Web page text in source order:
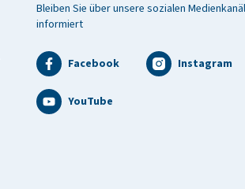
Bleiben Sie über unsere sozialen
informiert
Facebook Instagram
YouTube